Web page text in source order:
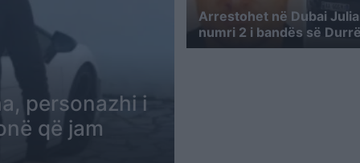
personazhi i
që jam
Arrestohet në Dubai
numri 2 i bandës së